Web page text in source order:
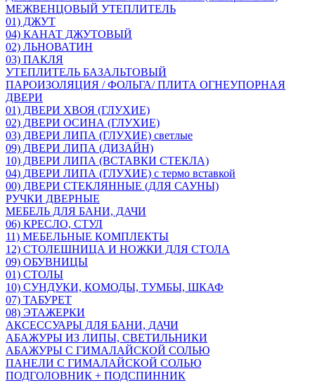
МЕЖВЕНЦОВЫЙ УТЕПЛИТЕЛЬ
01) ДЖУТ
04) КАНАТ ДЖУТОВЫЙ
02) ЛЬНОВАТИН
03) ПАКЛЯ
УТЕПЛИТЕЛЬ БАЗАЛЬТОВЫЙ
ПАРОИЗОЛЯЦИЯ / ФОЛЬГА/ ПЛИТА ОГНЕУПОРНАЯ
ДВЕРИ
01) ДВЕРИ ХВОЯ (ГЛУХИЕ)
02) ДВЕРИ ОСИНА (ГЛУХИЕ)
03) ДВЕРИ ЛИПА (ГЛУХИЕ) светлые
09) ДВЕРИ ЛИПА (ДИЗАЙН)
10) ДВЕРИ ЛИПА (ВСТАВКИ СТЕКЛА)
04) ДВЕРИ ЛИПА (ГЛУХИЕ) с термо вставкой
00) ДВЕРИ СТЕКЛЯННЫЕ (ДЛЯ САУНЫ)
РУЧКИ ДВЕРНЫЕ
МЕБЕЛЬ ДЛЯ БАНИ, ДАЧИ
06) КРЕСЛО, СТУЛ
11) МЕБЕЛЬНЫЕ КОМПЛЕКТЫ
12) СТОЛЕШНИЦА И НОЖКИ ДЛЯ СТОЛА
09) ОБУВНИЦЫ
01) СТОЛЫ
10) СУНДУКИ, КОМОДЫ, ТУМБЫ, ШКАФ
07) ТАБУРЕТ
08) ЭТАЖЕРКИ
АКСЕССУАРЫ ДЛЯ БАНИ, ДАЧИ
АБАЖУРЫ ИЗ ЛИПЫ, СВЕТИЛЬНИКИ
АБАЖУРЫ С ГИМАЛАЙСКОЙ СОЛЬЮ
ПАНЕЛИ С ГИМАЛАЙСКОЙ СОЛЬЮ
ПОДГОЛОВНИК + ПОДСПИННИК